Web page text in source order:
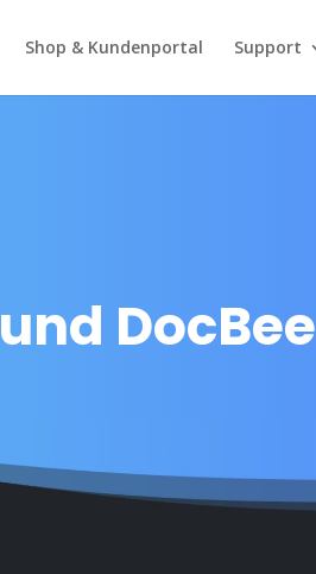
Shop & Kundenportal Support
DocBee